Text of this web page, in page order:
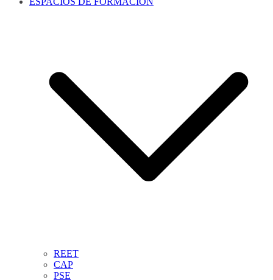
REET
CAP
PSE